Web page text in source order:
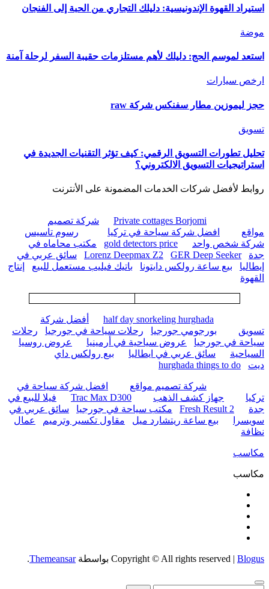
استيراد القهوة الإندونيسية: دليلك التجاري من الحبة إلى الفنجان
موضة
استعد لموسم الحج: دليلك لأهم مستلزمات حقيبة السفر لرحلة آمنة
ارخص سيارات
حجز ليموزين مطار سفنكس شركة raw
تسويق
تحليل تطورات التسويق الرقمي: كيف تؤثر التقنيات الجديدة في
استراتيجيات التسويق الالكتروني؟
روابط لأفضل شركات الخدمات المضمونة على الأنترنت
Private cottages Borjomi
شركة تصميم
مواقع
افضل شركة سياحة في تركيا
رسوم تاسيس
شركة شخص واحد
gold detectors price
مكتب محاماه في
جدة
Lorenz Deepmax Z2 GER Deep Seeker
سائق عربي في
إيطاليا
بيع ساعة رولكس دايتونا باتيك فيليب مستعمل للبيع
إنتاج
القهوة
half day snorkeling hurghada
أفضل شركة
تسويق
بورجومي جورجيا رحلات سياحة في جورجيا
رحلات
سياحة في جورجيا
عروض سياحية في أرمينيا
عروض روسيا
السياحية
سائق عربي في ايطاليا
بيع رولكس داي
ديت
hurghada things to do
شركة تصميم مواقع
افضل شركة سياحة في
تركيا
جهاز كشف الذهب Trac Max D300
فيلا للبيع في
جدة
Fresh Result 2 مكتب سياحة في جورجيا
سائق عربي في
سويسرا
بيع ساعة ريتشارد ميل مقاول تكسير وترميم
عمال
نظافة
مكاسب
مكاسب
Copyright © All rights reserved Blogus بواسطةThemeansar
.